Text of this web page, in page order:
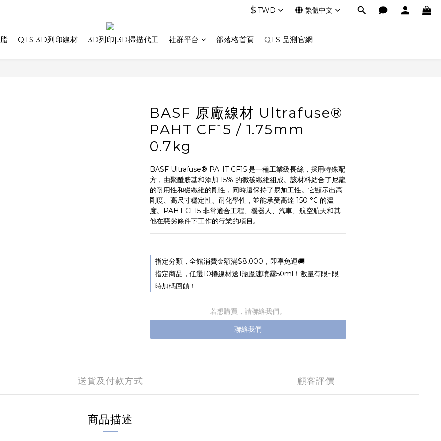
$ TWD 繁體中文
QTS 3D列印線材 3D列印|3D掃描代工 社群平台 部落格首頁 QTS 品測官網
BASF 原廠線材 Ultrafuse®
PAHT CF15 / 1.75mm
0.7kg
BASF Ultrafuse® PAHT CF15 是一種工業級長絲，採用特殊配
方，由聚酰胺基和添加 15% 的微碳纖維組成。該材料結合了尼龍
的耐用性和碳纖維的剛性，同時還保持了易加工性。它顯示出高
剛度、高尺寸穩定性、耐化學性，並能承受高達 150 °C 的溫
度。PAHT CF15 非常適合工程、機器人、汽車、航空航天和其
他在惡劣條件下工作的行業的項目。
指定分類，全館消費金額滿$8,000，即享免運🚚
指定商品，任選10捲線材送1瓶魔速噴霧50ml！數量有限~限
時加碼回饋！
若想購買，請聯絡我們。
聯絡我們
送貨及付款方式 顧客評價
商品描述